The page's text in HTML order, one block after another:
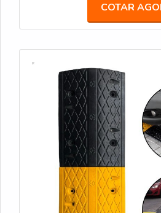
COTAR